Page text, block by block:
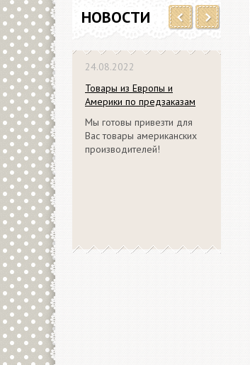
НОВОСТИ
24.08.2022
Товары из Европы и
Америки по предзаказам
Мы готовы привезти для
Вас товары американских
производителей!